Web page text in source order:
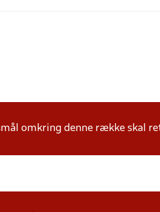
omkring denne række skal